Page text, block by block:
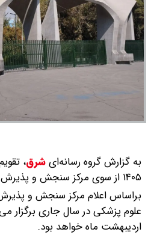
به گزارش گروه رسانه‌ایشرق،
۱۴۰۵ از سوی مرکز سنجش و پذیرش وزارت بهداشت اعلام شد.
علوم پزشکی در سال جاری برگزار
اردیبهشت ماه خواهد بود.